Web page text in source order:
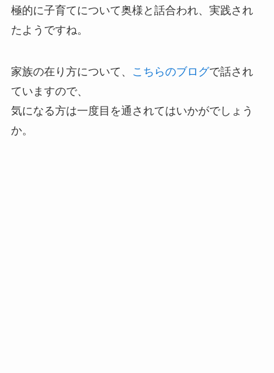
極的に子育てについて奥様と話合われ、実践され
たようですね。
家族の在り方について、 こちらのブログで話され
ていますので、
気になる方は一度目を通されてはいかがでしょう
か。